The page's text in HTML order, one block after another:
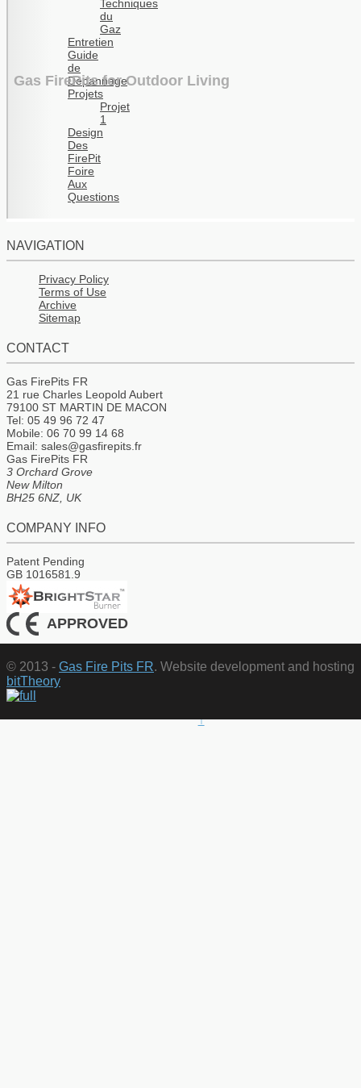
Gas FirePits for Outdoor Living
Techniques
du
Gaz
Entretien
Guide
de
Dépannage
Projets
Projet
1
Design
Des
FirePit
Foire
Aux
Questions
NAVIGATION
Privacy Policy
Terms of Use
Archive
Sitemap
CONTACT
Gas FirePits FR
21 rue Charles Leopold Aubert
79100 ST MARTIN DE MACON
Tel: 05 49 96 72 47
Mobile: 06 70 99 14 68
Email: sales@gasfirepits.fr
Gas FirePits FR
3 Orchard Grove
New Milton
BH25 6NZ, UK
COMPANY INFO
Patent Pending
GB 1016581.9
APPROVED
© 2013 - Gas Fire Pits FR. Website development and hosting
bitTheory
↑